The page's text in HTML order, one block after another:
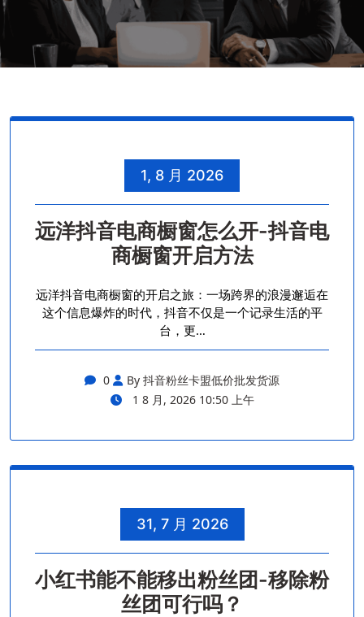
1, 8 月 2026
远洋抖音电商橱窗怎么开-抖音电
商橱窗开启方法
远洋抖音电商橱窗的开启之旅：一场跨界的浪漫邂逅在
这个信息爆炸的时代，抖音不仅是一个记录生活的平
台，更…
0
By 抖音粉丝卡盟低价批发货源
1 8 月, 2026 10:50 上午
31, 7 月 2026
小红书能不能移出粉丝团-移除粉
丝团可行吗？